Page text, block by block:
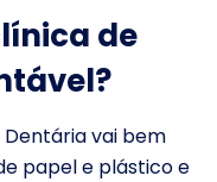
de
vai bem
papel e plástico e